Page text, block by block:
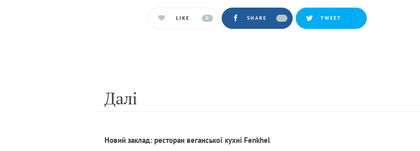
LIKE 0 SHARE TWEET
Далi
Новий заклад: ресторан веганської кухні Fenkhel